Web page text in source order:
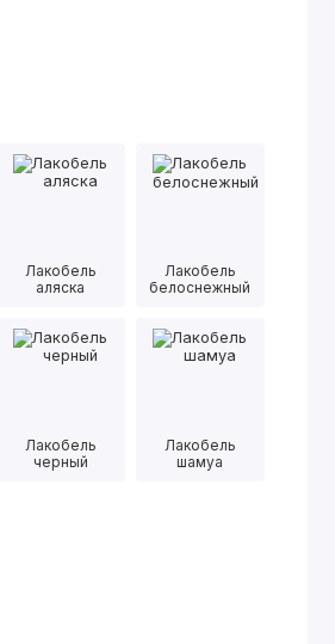
Лакобель
аляска
Лакобель
белоснежный
Лакобель
черный
Лакобель
шамуа